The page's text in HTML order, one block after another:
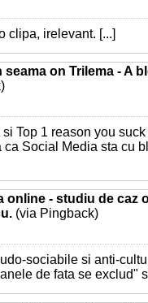
clipa, irelevant. [...]
on Trilema - A
Top 1 reason you
ca Social Media sta cu
- studiu de caz
(via Pingback)
sociabile si anti-
de fata se exclud"